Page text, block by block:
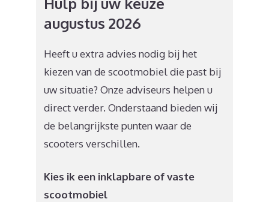
augustus 2026
Heeft u extra advies nodig bij het
kiezen van de scootmobiel die past bij
uw situatie? Onze adviseurs helpen u
direct verder. Onderstaand bieden wij
de belangrijkste punten waar de
scooters verschillen.
Kies ik een inklapbare of vaste
scootmobiel